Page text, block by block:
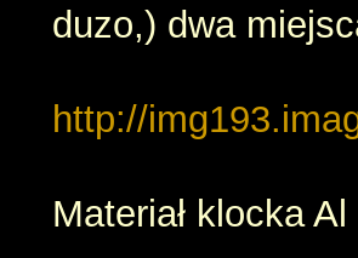
duzo,) dwa
http://
Materiał klocka